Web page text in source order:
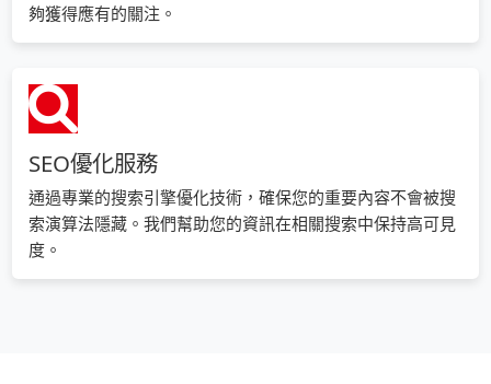
夠獲得應有的關注。
SEO優化服務
通過專業的搜索引擎優化技術，確保您的重要內容不會被搜
索演算法隱藏。我們幫助您的資訊在相關搜索中保持高可見
度。